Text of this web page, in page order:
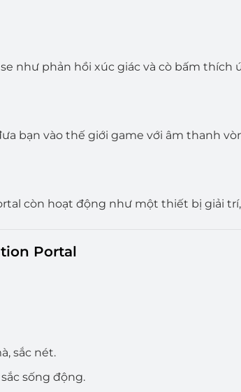
như phản hồi xúc giác và cò bấm
bạn vào thế giới game với âm thanh
còn hoạt động như một thiết bị giải
Portal
sắc nét.
sống động.